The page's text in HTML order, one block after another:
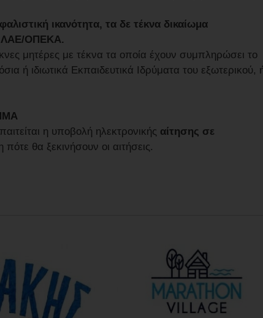
ικανότητα, τα δε τέκνα δικαίωμα
ΛΑΕ/ΟΠΕΚΑ.
μητέρες με τέκνα τα οποία έχουν συμπληρώσει το
ή ιδιωτικά Εκπαιδευτικά Ιδρύματα του εξωτερικού,
η υποβολή ηλεκτρονικής αίτησης σε
θα ξεκινήσουν οι αιτήσεις.